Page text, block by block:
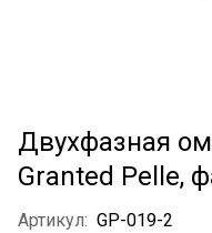
Двухфазная
Granted Pelle,
Артикул: GP-019-2